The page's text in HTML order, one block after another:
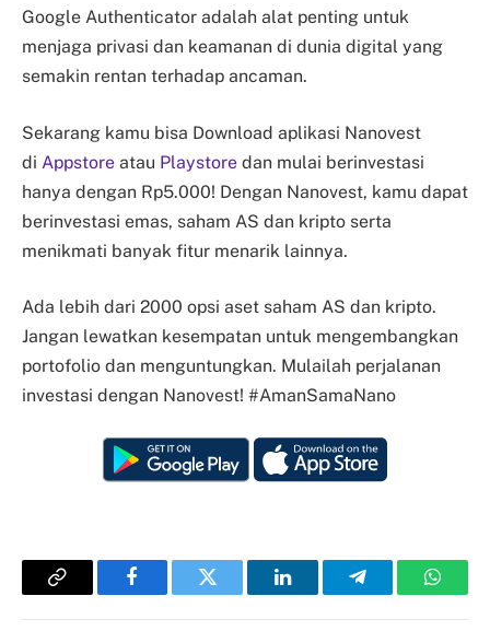
Google Authenticator adalah alat penting untuk
menjaga privasi dan keamanan di dunia digital yang
semakin rentan terhadap ancaman.
Sekarang kamu bisa Download aplikasi Nanovest
di Appstore atau Playstore dan mulai berinvestasi
hanya dengan Rp5.000! Dengan Nanovest, kamu dapat
berinvestasi emas, saham AS dan kripto serta
menikmati banyak fitur menarik lainnya.
Ada lebih dari 2000 opsi aset saham AS dan kripto.
Jangan lewatkan kesempatan untuk mengembangkan
portofolio dan menguntungkan. Mulailah perjalanan
investasi dengan Nanovest! #AmanSamaNano
Copy
FacebookTwitter LinkedInTelegram